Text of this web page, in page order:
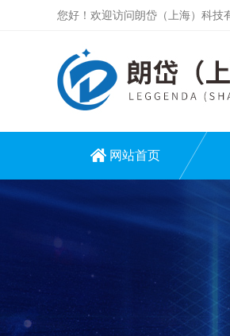
您好！欢迎访问朗岱（上海）科技
网站首页